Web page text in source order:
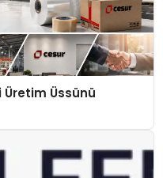
Üretim Üssünü